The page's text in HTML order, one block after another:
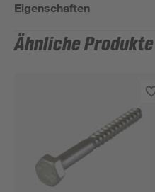
Eigenschaften
Ähnliche Produkte